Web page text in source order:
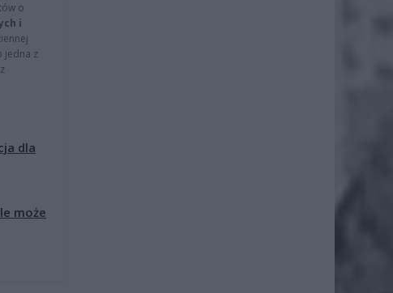
o
i
jedna z
dla
może